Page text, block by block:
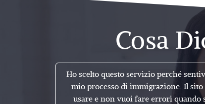
Cosa
Ho scelto questo servizio perché
mio processo di immigrazione. Il sito
usare e non vuoi fare errori quando